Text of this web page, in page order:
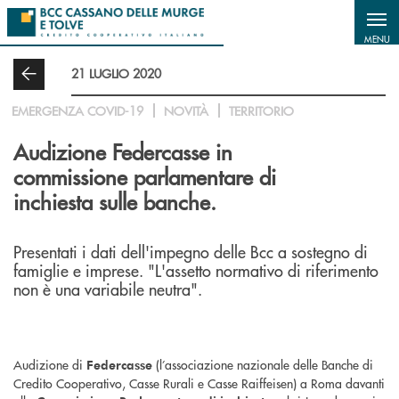
Salta al contenuto principale
MENU
21 LUGLIO 2020
EMERGENZA COVID-19 NOVITÀ TERRITORIO
Audizione Federcasse in
commissione parlamentare di
inchiesta sulle banche.
Presentati i dati dell'impegno delle Bcc a sostegno di
famiglie e imprese. "L'assetto normativo di riferimento
non è una variabile neutra".
Audizione di Federcasse (l’associazione nazionale delle Banche di
Credito Cooperativo, Casse Rurali e Casse Raiffeisen) a Roma davanti